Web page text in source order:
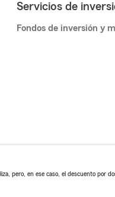
Servicios de
Fondos de inversión y
pero, en ese caso, el descuento por